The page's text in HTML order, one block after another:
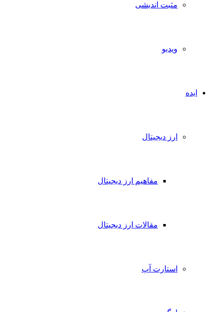
مثبت اندیشی
ویدیو
ایده
ارز دیجیتال
مفاهیم ارز دیجیتال
مقالات ارز دیجیتال
استارت آپ